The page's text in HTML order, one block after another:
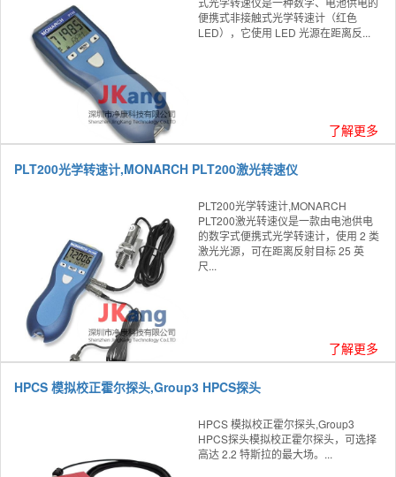
便携式非接触式光学转速计（红色
LED），它使用 LED 光源在距离反...
了解更多
PLT200光学转速计,MONARCH PLT200激光转速仪
PLT200光学转速计,MONARCH
PLT200激光转速仪是一款由电池供电
的数字式便携式光学转速计，使用 2 类
激光光源，可在距离反射目标 25 英
尺...
了解更多
HPCS 模拟校正霍尔探头,Group3 HPCS探头
HPCS 模拟校正霍尔探头,Group3
HPCS探头模拟校正霍尔探头，可选择
高达 2.2 特斯拉的最大场。...